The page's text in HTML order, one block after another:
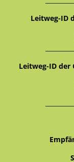
Leitweg-ID
Leitweg-ID der